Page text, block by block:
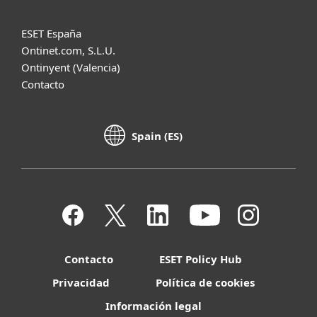
ESET España
Ontinet.com, S.L.U.
Ontinyent (Valencia)
Contacto
Spain (ES)
Contacto
ESET Policy Hub
Privacidad
Política de cookies
Información legal